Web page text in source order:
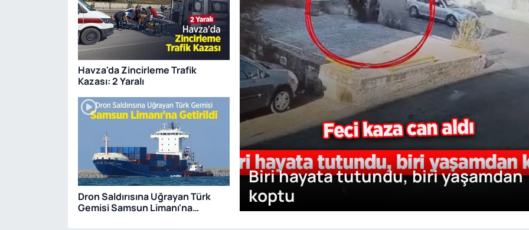
Havza'da Zincirleme Trafik
Kazası: 2 Yaralı
Dron Saldırısına Uğrayan Türk
Gemisi Samsun Limanı'na
Biri hayata tutundu, biri yaşamdan
koptu